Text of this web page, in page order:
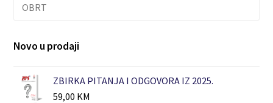
OBRT
Novo u prodaji
ZBIRKA PITANJA I ODGOVORA IZ 2025.
59,00 KM